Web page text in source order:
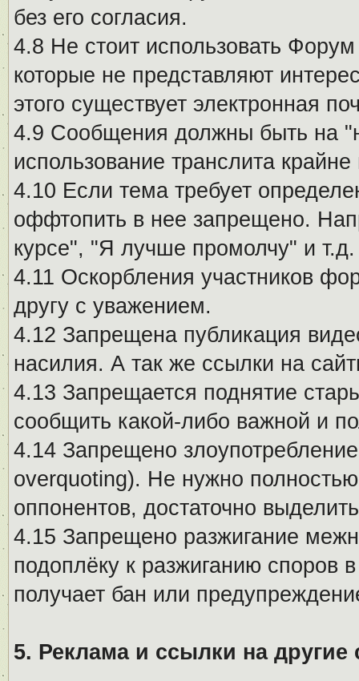
без его согласия.
4.8 Не стоит использовать
которые не представляют
этого существует электронная
4.9 Сообщения должны быть на
использование транслита
4.10 Если тема требует
оффтопить в нее запрещено.
курсе", "Я лучше промолчу" и
4.11 Оскорбления участников
другу с уважением.
4.12 Запрещена публикация
насилия. А так же ссылки на
4.13 Запрещается поднятие
сообщить какой-либо важной и
4.14 Запрещено
overquoting). Не нужно
оппонентов, достаточно
4.15 Запрещено разжигание
подоплёку к разжиганию споров
получает бан или
5. Реклама и ссылки на другие